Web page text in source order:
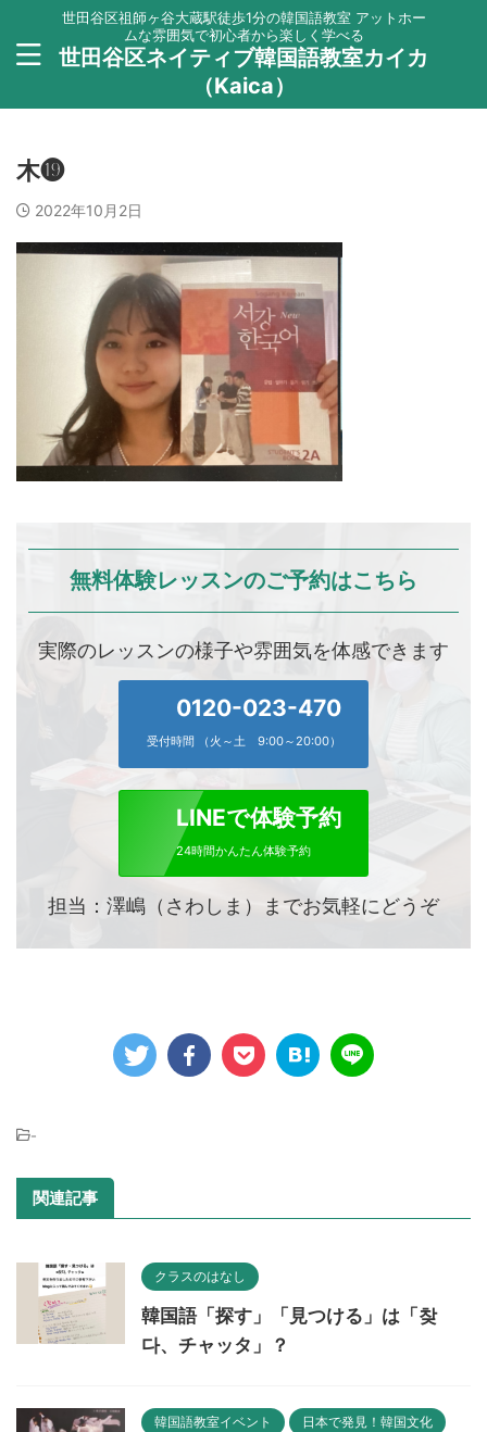
世田谷区祖師ヶ谷大蔵駅徒歩1分の韓国語教室 アットホー
ムな雰囲気で初心者から楽しく学べる
世田谷区ネイティブ韓国語教室カイカ
（Kaica）
木⓳
2022年10月2日
無料体験レッスンのご予約はこちら
実際のレッスンの様子や雰囲気を体感できます
0120-023-470
受付時間 （火～土 9:00～20:00）
LINEで体験予約
24時間かんたん体験予約
担当：澤嶋（さわしま）までお気軽にどうぞ
-
関連記事
クラスのはなし
韓国語「探す」「見つける」は「찾
다、チャッタ」？
韓国語教室イベント 日本で発見！韓国文化